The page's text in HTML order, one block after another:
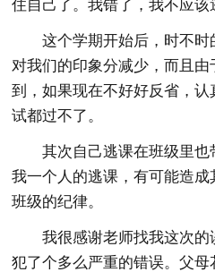
住自己了。我错了，我不应该
这个学期开始后，时不
对我们的印象分减少，而且
到，如果现在不好好反省，
试都过不了。
其次自己逃课在班级里
我一个人的逃课，有可能造
班级的纪律。
我很感谢老师找我这次
犯了个多么严重的错误。父